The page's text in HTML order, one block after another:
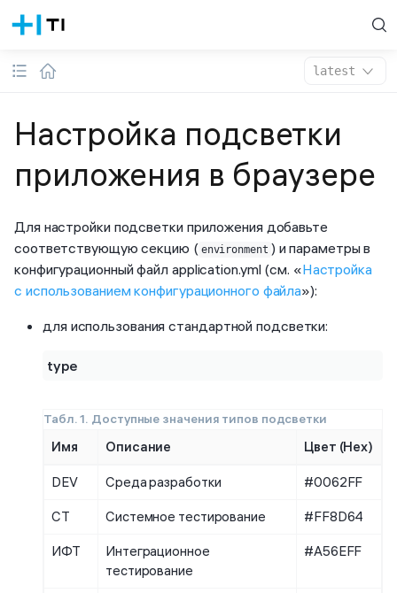
latest
Настройка подсветки
приложения в браузере
Для настройки подсветки приложения добавьте
соответствующую секцию ( environment ) и параметры в
конфигурационный файл application.yml (см. «Настройка
с использованием конфигурационного файла»):
для использования стандартной подсветки:
type
Табл. 1. Доступные значения типов подсветки
Имя Описание Цвет (Hex)
DEV Среда разработки #0062FF
СТ Системное тестирование #FF8D64
ИФТ
Интеграционное
тестирование
#A56EFF